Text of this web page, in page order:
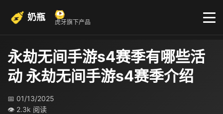
奶瓶 虎牙旗下产品
永劫无间手游s4赛季有哪些活
动 永劫无间手游s4赛季介绍
📅 01/13/2025
👁 2.3k 阅读